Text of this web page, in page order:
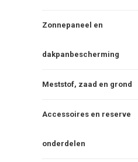
Zonnepaneel en
dakpanbescherming
Meststof, zaad en grond
Accessoires en reserve
onderdelen